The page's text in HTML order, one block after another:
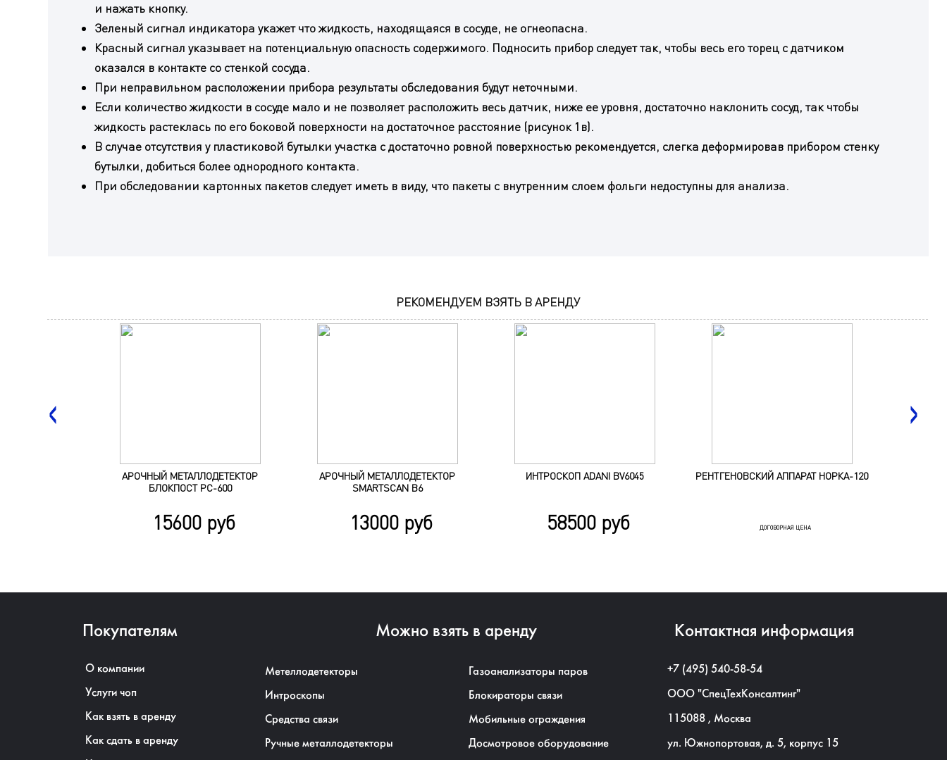
и нажать кнопку.
Зеленый сигнал индикатора укажет что жидкость, находящаяся в сосуде, не огнеопасна.
Красный сигнал указывает на потенциальную опасность содержимого. Подносить прибор следует так, чтобы весь его торец с датчиком
оказался в контакте со стенкой сосуда.
При неправильном расположении прибора результаты обследования будут неточными.
Если количество жидкости в сосуде мало и не позволяет расположить весь датчик, ниже ее уровня, достаточно наклонить сосуд, так чтобы
жидкость растеклась по его боковой поверхности на достаточное расстояние (рисунок 1в).
В случае отсутствия у пластиковой бутылки участка с достаточно ровной поверхностью рекомендуется, слегка деформировав прибором стенку
бутылки, добиться более однородного контакта.
При обследовании картонных пакетов следует иметь в виду, что пакеты с внутренним слоем фольги недоступны для анализа.
РЕКОМЕНДУЕМ ВЗЯТЬ В АРЕНДУ
АРОЧНЫЙ МЕТАЛЛОДЕТЕКТОР
БЛОКПОСТ РС-600
15600 руб
АРОЧНЫЙ МЕТАЛЛОДЕТЕКТОР
SMARTSCAN B6
13000 руб
ИНТРОСКОП ADANI BV6045
58500 руб
РЕНТГЕНОВСКИЙ АППАРАТ НОРКА-120
ДОГОВОРНАЯ ЦЕНА
Покупателям
О компании
Услуги чоп
Как взять в аренду
Как сдать в аренду
Можно взять в аренду
Метеллодетекторы
Интроскопы
Средства связи
Ручные металлодетекторы
Газоанализаторы паров
Блокираторы связи
Мобильные ограждения
Досмотровое оборудование
Контактная информация
+7 (495) 540-58-54
ООО "СпецТехКонсалтинг"
115088 , Москва
ул. Южнопортовая, д. 5, корпус 15